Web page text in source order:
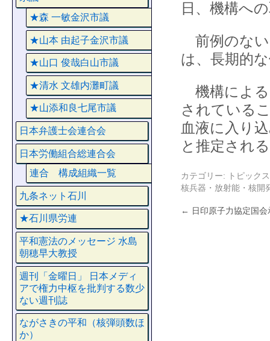
日、機構へ
前例のない
は、長期的
機構による
されている
血液に入り
と推定され
カテゴリー:
トピックス
核兵器・放射能・核開
← 日印原子力協定国
★森 一敏金沢市議
★山本 由起子金沢市議
★山口 俊哉白山市議
★清水 文雄内灘町議
★山添和良七尾市議
日本弁護士会連合会
日本労働組合総連合会
連合 構成組織一覧
九条ネット石川
★石川県労連
平和憲法のメッセージ 水島
朝穂早大教授
週刊「金曜日」 日本メディ
アで権力中枢を批判する数少
ない週刊誌
ながさきの平和（核弾頭数ほ
か）